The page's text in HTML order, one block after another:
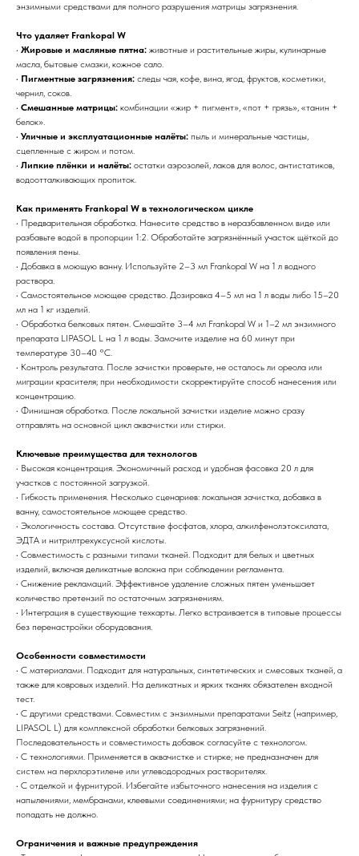
энзимными средствами для полного разрушения матрицы загрязнения.
Что удаляет Frankopal W
• Жировые и масляные пятна: животные и растительные жиры, кулинарные
масла, бытовые смазки, кожное сало.
• Пигментные загрязнения: следы чая, кофе, вина, ягод, фруктов, косметики,
чернил, соков.
• Смешанные матрицы: комбинации «жир + пигмент», «пот + грязь», «танин +
белок».
• Уличные и эксплуатационные налёты: пыль и минеральные частицы,
сцепленные с жиром и потом.
• Липкие плёнки и налёты: остатки аэрозолей, лаков для волос, антистатиков,
водоотталкивающих пропиток.
Как применять Frankopal W в технологическом цикле
• Предварительная обработка. Нанесите средство в неразбавленном виде или
разбавьте водой в пропорции 1:2. Обработайте загрязнённый участок щёткой до
появления пены.
• Добавка в моющую ванну. Используйте 2–3 мл Frankopal W на 1 л водного
раствора.
• Самостоятельное моющее средство. Дозировка 4–5 мл на 1 л воды либо 15–20
мл на 1 кг изделий.
• Обработка белковых пятен. Смешайте 3–4 мл Frankopal W и 1–2 мл энзимного
препарата LIPASOL L на 1 л воды. Замочите изделие на 60 минут при
температуре 30–40 °C.
• Контроль результата. После зачистки проверьте, не осталось ли ореола или
миграции красителя; при необходимости скорректируйте способ нанесения или
концентрацию.
• Финишная обработка. После локальной зачистки изделие можно сразу
отправлять на основной цикл аквачистки или стирки.
Ключевые преимущества для технологов
• Высокая концентрация. Экономичный расход и удобная фасовка 20 л для
участков с постоянной загрузкой.
• Гибкость применения. Несколько сценариев: локальная зачистка, добавка в
ванну, самостоятельное моющее средство.
• Экологичность состава. Отсутствие фосфатов, хлора, алкилфенолэтоксилата,
ЭДТА и нитрилтрехуксусной кислоты.
• Совместимость с разными типами тканей. Подходит для белых и цветных
изделий, включая деликатные волокна при соблюдении регламента.
• Снижение рекламаций. Эффективное удаление сложных пятен уменьшает
количество претензий по остаточным загрязнениям.
• Интеграция в существующие техкарты. Легко встраивается в типовые процессы
без перенастройки оборудования.
Особенности совместимости
• С материалами. Подходит для натуральных, синтетических и смесовых тканей, а
также для ковровых изделий. На деликатных и ярких тканях обязателен входной
тест.
• С другими средствами. Совместим с энзимными препаратами Seitz (например,
LIPASOL L) для комплексной обработки белковых загрязнений.
Последовательность и совместимость добавок согласуйте с технологом.
• С технологиями. Применяется в аквачистке и стирке; не предназначен для
систем на перхлорэтилене или углеводородных растворителях.
• С отделкой и фурнитурой. Избегайте избыточного нанесения на изделия с
напылениями, мембранами, клеевыми соединениями; на фурнитуру средство
попадать не должно.
Ограничения и важные предупреждения